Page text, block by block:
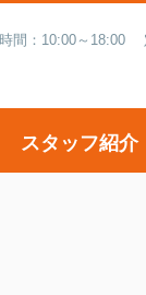
間：10:00～18:00
スタッフ紹介